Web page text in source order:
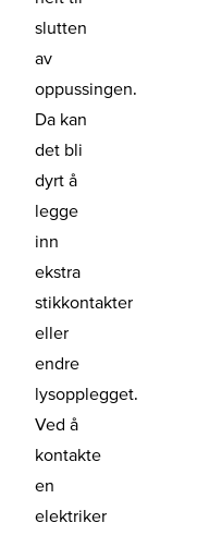
slutten
av
oppussingen.
Da kan
det bli
dyrt å
legge
inn
ekstra
stikkontakter
eller
endre
lysopplegget.
Ved å
kontakte
en
elektriker